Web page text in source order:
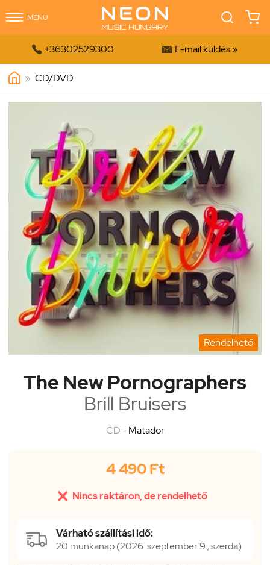
MENÜ
 +36302529300  E-mail küldés »
» CD/DVD
Rendelhető
The New Pornographers
Brill Bruisers
CD -Matador
4 490 Ft
 Nincs raktáron, de rendelhető
Várható szállítási idő:
20 munkanap (2026. szeptember 9., szerda)